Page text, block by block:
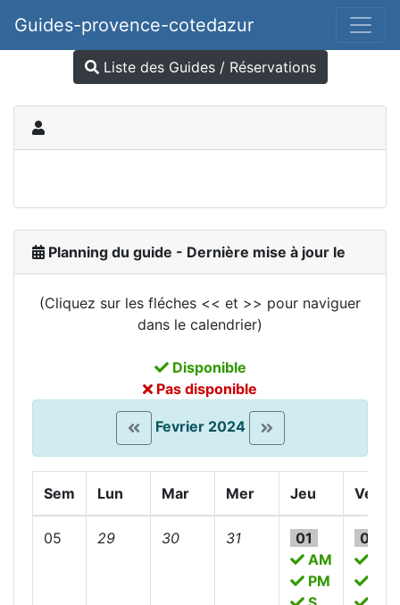
Guides-provence-cotedazur
Liste des Guides / Réservations
Planning du guide - Dernière mise à jour le
(Cliquez sur les fléches << et >> pour naviguer
dans le calendrier)
Disponible
Pas disponible
Fevrier 2024
Sem Lun Mar Mer Jeu Ven
05 29 30 31
01
AM
PM
02